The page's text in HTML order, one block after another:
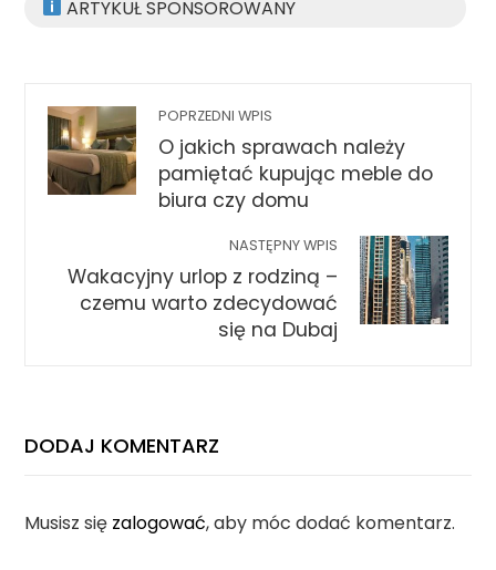
ARTYKUŁ SPONSOROWANY
POPRZEDNI WPIS
O jakich sprawach należy
pamiętać kupując meble do
biura czy domu
NASTĘPNY WPIS
Wakacyjny urlop z rodziną –
czemu warto zdecydować
się na Dubaj
DODAJ KOMENTARZ
Musisz się zalogować, aby móc dodać komentarz.